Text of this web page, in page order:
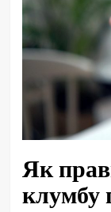
Як
клумбу